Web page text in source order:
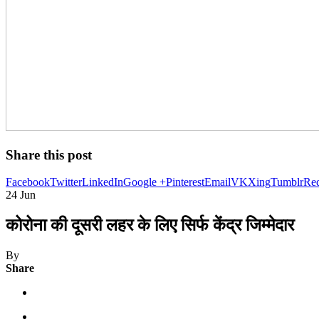
Share this post
FacebookTwitterLinkedInGoogle +PinterestEmailVKXingTumblr
24 Jun
कोरोना की दूसरी लहर के लिए सिर्फ केंद्र जिम्मेदार
By
Share